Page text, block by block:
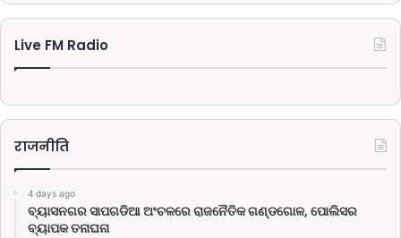
Live FM Radio
राजनीति
4 days ago
ବ୍ୟାସନଗର ସାପଗଡିଆ ଅଂଚଳରେ ରାଜନୈତିକ ଗଣ୍ଡଗୋଳ, ପୋଲିସର
ବ୍ୟାପକ ତନାଘନା